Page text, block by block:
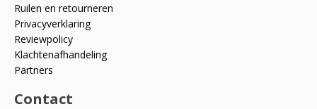
Ruilen en retourneren
Privacyverklaring
Reviewpolicy
Klachtenafhandeling
Partners
Contact